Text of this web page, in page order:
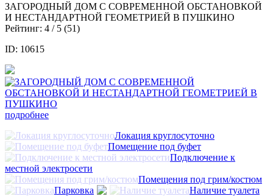
ЗАГОРОДНЫЙ ДОМ С СОВРЕМЕННОЙ ОБСТАНОВКОЙ
И НЕСТАНДАРТНОЙ ГЕОМЕТРИЕЙ В ПУШКИНО
Рейтинг: 4 / 5 (51)
ID: 10615
подробнее
Локация круглосуточно
Помещение под буфет
Подключение к
местной электросети
Помещения под грим/костюм
Парковка
Наличие туалета